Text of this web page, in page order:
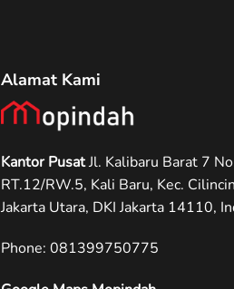
Alamat Kami
Kantor PusatJl. Kalibaru Barat 7
RT.12/RW.5, Kali Baru, Kec.
Jakarta Utara, DKI Jakarta 14110,
Phone: ‪081399750775